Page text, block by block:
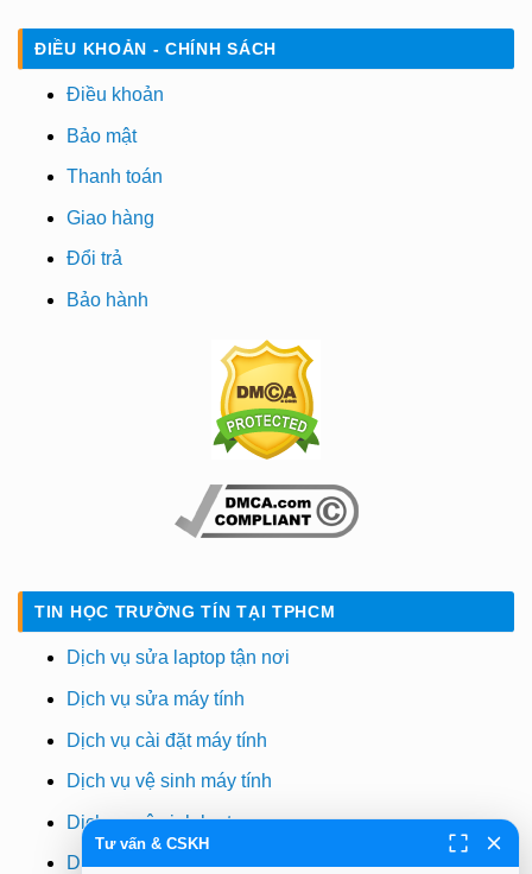
ĐIỀU KHOẢN - CHÍNH SÁCH
Điều khoản
Bảo mật
Thanh toán
Giao hàng
Đổi trả
Bảo hành
TIN HỌC TRƯỜNG TÍN TẠI TPHCM
Dịch vụ sửa laptop tận nơi
Dịch vụ sửa máy tính
Dịch vụ cài đặt máy tính
Dịch vụ vệ sinh máy tính
Dịch vụ vệ sinh laptop
Dịch vụ cài win
Tư vấn & CSKH